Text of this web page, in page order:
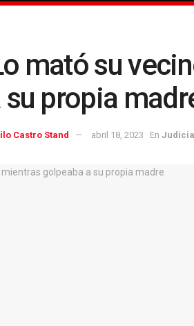
mató su
propia
Castro Stand abril 18, 2023 En